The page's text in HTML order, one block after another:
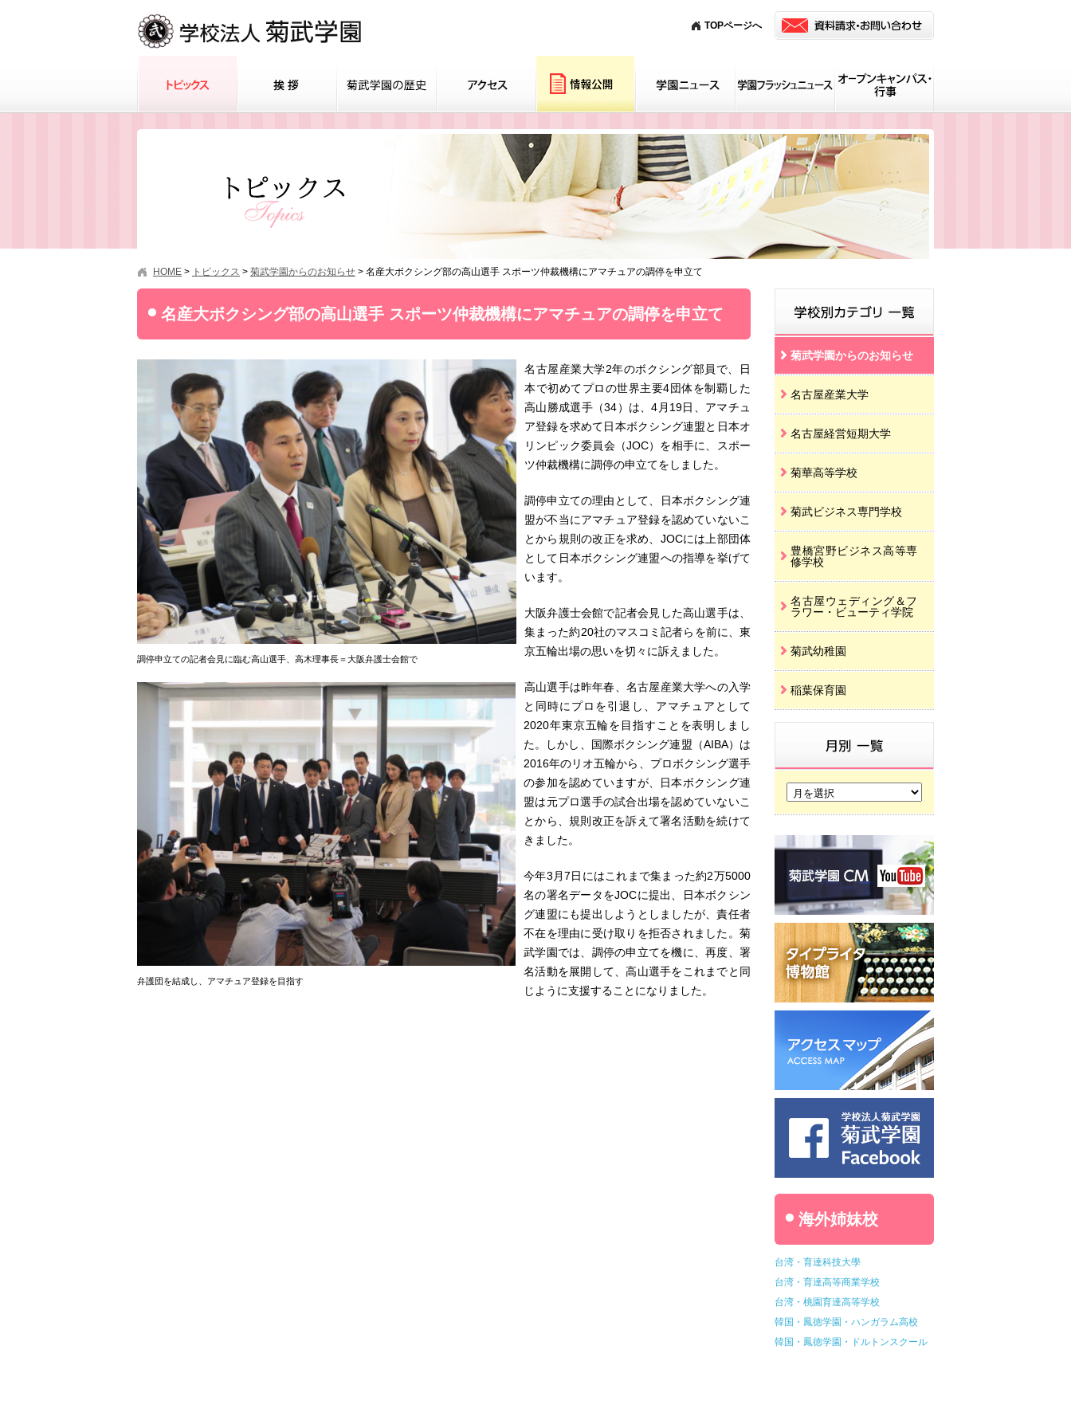
TOPページへ
HOME > トピックス > 菊武学園からのお知らせ > 名産大ボクシング部の高山選手 スポーツ仲裁機構にアマチュアの調停を申立て
名産大ボクシング部の高山選手 スポーツ仲裁機構にアマチュアの調停を申立て
調停申立ての記者会見に臨む高山選手、高木理事長＝大阪弁護士会館で
弁護団を結成し、アマチュア登録を目指す
名古屋産業大学2年のボクシング部員で、日
本で初めてプロの世界主要4団体を制覇した
高山勝成選手（34）は、4月19日、アマチュ
ア登録を求めて日本ボクシング連盟と日本オ
リンピック委員会（JOC）を相手に、スポー
ツ仲裁機構に調停の申立てをしました。
調停申立ての理由として、日本ボクシング連
盟が不当にアマチュア登録を認めていないこ
とから規則の改正を求め、JOCには上部団体
として日本ボクシング連盟への指導を挙げて
います。
大阪弁護士会館で記者会見した高山選手は、
集まった約20社のマスコミ記者らを前に、東
京五輪出場の思いを切々に訴えました。
高山選手は昨年春、名古屋産業大学への入学
と同時にプロを引退し、アマチュアとして
2020年東京五輪を目指すことを表明しまし
た。しかし、国際ボクシング連盟（AIBA）は
2016年のリオ五輪から、プロボクシング選手
の参加を認めていますが、日本ボクシング連
盟は元プロ選手の試合出場を認めていないこ
とから、規則改正を訴えて署名活動を続けて
きました。
今年3月7日にはこれまで集まった約2万5000
名の署名データをJOCに提出、日本ボクシン
グ連盟にも提出しようとしましたが、責任者
不在を理由に受け取りを拒否されました。菊
武学園では、調停の申立てを機に、再度、署
名活動を展開して、高山選手をこれまでと同
じように支援することになりました。
菊武学園からのお知らせ
名古屋産業大学
名古屋経営短期大学
菊華高等学校
菊武ビジネス専門学校
豊橋宮野ビジネス高等専
修学校
名古屋ウェディング＆フ
ラワー・ビューティ学院
菊武幼稚園
稲葉保育園
海外姉妹校
台湾・育達科技大學
台湾・育達高等商業学校
台湾・桃園育達高等学校
韓国・鳳徳学園・ハンガラム高校
韓国・鳳徳学園・ドルトンスクール